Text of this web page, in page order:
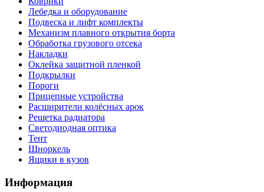
Лебедка и оборудование
Подвеска и лифт комплекты
Механизм плавного открытия борта
Обработка грузового отсека
Накладки
Оклейка защитной пленкой
Подкрылки
Пороги
Прицепные устройства
Расширители колёсных арок
Решетка радиатора
Светодиодная оптика
Тент
Шноркель
Ящики в кузов
Информация